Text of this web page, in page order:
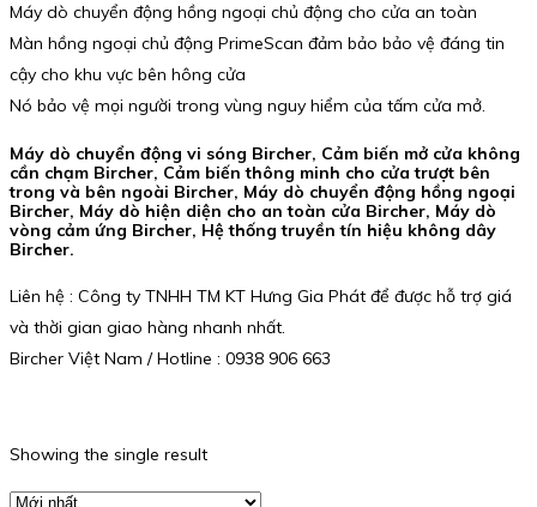
Máy dò chuyển động hồng ngoại chủ động cho cửa an toàn
Màn hồng ngoại chủ động PrimeScan đảm bảo bảo vệ đáng tin
cậy cho khu vực bên hông cửa
Nó bảo vệ mọi người trong vùng nguy hiểm của tấm cửa mở.
Máy dò chuyển động vi sóng Bircher, Cảm biến mở cửa không
cần chạm Bircher, Cảm biến thông minh cho cửa trượt bên
trong và bên ngoài Bircher, Máy dò chuyển động hồng ngoại
Bircher, Máy dò hiện diện cho an toàn cửa Bircher, Máy dò
vòng cảm ứng Bircher, Hệ thống truyền tín hiệu không dây
Bircher.
Liên hệ : Công ty TNHH TM KT Hưng Gia Phát để được hỗ trợ giá
và thời gian giao hàng nhanh nhất.
Bircher Việt Nam / Hotline : 0938 906 663
Showing the single result